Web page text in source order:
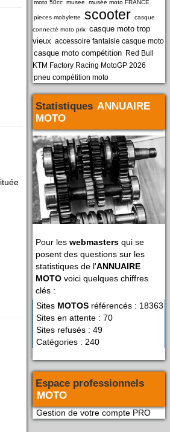
moto 50cc musee musée moto FRANCE
pieces mobylette scooter casque
connecté moto prix casque moto trop
vieux accessoire fantaisie casque moto
casque moto compétition
Red Bull
KTM Factory Racing MotoGP 2026
pneu compétition moto
Statistiques ANNUAIRE
MOTO
Pour les webmasters qui se
posent des questions sur les
statistiques de l'ANNUAIRE
MOTO voici quelques chiffres
clés :
Sites MOTOS référencés : 18363
Sites en attente : 70
Sites refusés : 49
Catégories : 240
Espace professionnels
MOTO
Gestion de votre compte PRO